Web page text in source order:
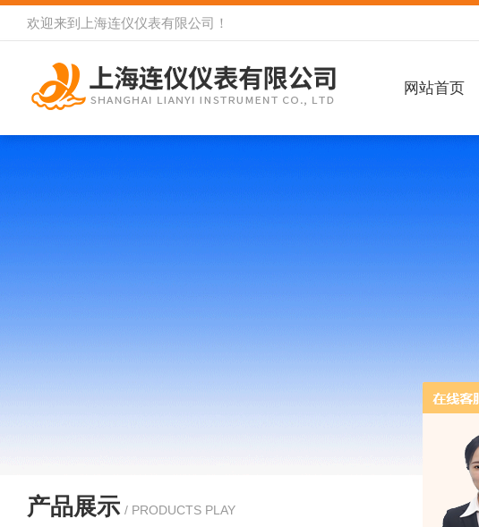
欢迎来到 上海连仪仪表有限公司 ！
网站首页
产品展示 / PRODUCTS PLAY